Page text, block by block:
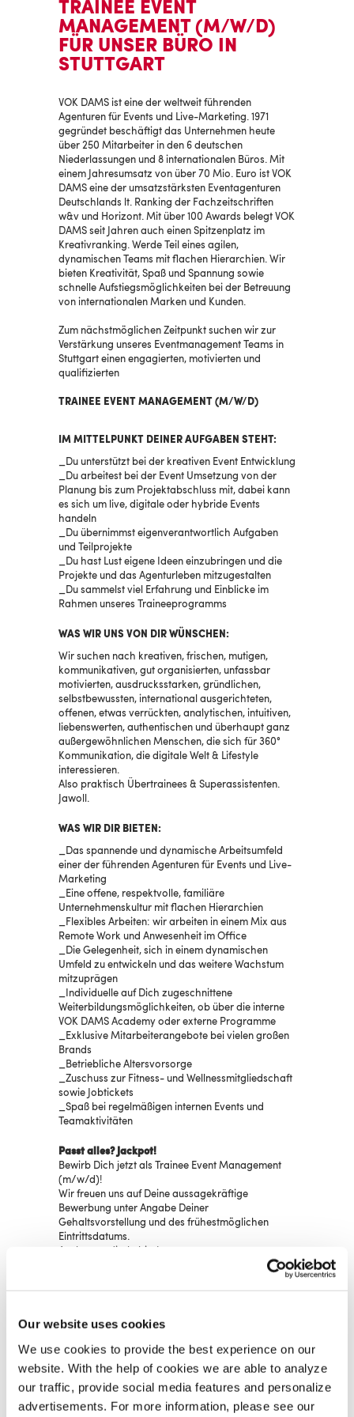
Our website uses cookies
We use cookies to provide the best experience on our
website. With the help of cookies we are able to analyze
our traffic, provide social media features and personalize
advertisements. For more information, please see our
TRAINEE EVENT
MANAGEMENT (M/W/D)
FÜR UNSER BÜRO IN
STUTTGART
VOK DAMS ist eine der weltweit führenden
Agenturen für Events und Live-Marketing. 1971
gegründet beschäftigt das Unternehmen heute
über 250 Mitarbeiter in den 6 deutschen
Niederlassungen und 8 internationalen Büros. Mit
einem Jahresumsatz von über 70 Mio. Euro ist VOK
DAMS eine der umsatzstärksten Eventagenturen
Deutschlands lt. Ranking der Fachzeitschriften
w&v und Horizont. Mit über 100 Awards belegt VOK
DAMS seit Jahren auch einen Spitzenplatz im
Kreativranking. Werde Teil eines agilen,
dynamischen Teams mit flachen Hierarchien. Wir
bieten Kreativität, Spaß und Spannung sowie
schnelle Aufstiegsmöglichkeiten bei der Betreuung
von internationalen Marken und Kunden.
Zum nächstmöglichen Zeitpunkt suchen wir zur
Verstärkung unseres Eventmanagement Teams in
Stuttgart einen engagierten, motivierten und
qualifizierten
TRAINEE EVENT MANAGEMENT (M/W/D)
IM MITTELPUNKT DEINER AUFGABEN STEHT:
Du unterstützt bei der kreativen Event Entwicklung
Du arbeitest bei der Event Umsetzung von der
Planung bis zum Projektabschluss mit, dabei kann
es sich um live, digitale oder hybride Events
handeln
Du übernimmst eigenverantwortlich Aufgaben
und Teilprojekte
Du hast Lust eigene Ideen einzubringen und die
Projekte und das Agenturleben mitzugestalten
Du sammelst viel Erfahrung und Einblicke im
Rahmen unseres Traineeprogramms
WAS WIR UNS VON DIR WÜNSCHEN:
Wir suchen nach kreativen, frischen, mutigen,
kommunikativen, gut organisierten, unfassbar
motivierten, ausdrucksstarken, gründlichen,
selbstbewussten, international ausgerichteten,
offenen, etwas verrückten, analytischen, intuitiven,
liebenswerten, authentischen und überhaupt ganz
außergewöhnlichen Menschen, die sich für 360°
Kommunikation, die digitale Welt & Lifestyle
interessieren.
Also praktisch Übertrainees & Superassistenten.
Jawoll.
WAS WIR DIR BIETEN:
Das spannende und dynamische Arbeitsumfeld
einer der führenden Agenturen für Events und Live-
Marketing
Eine offene, respektvolle, familiäre
Unternehmenskultur mit flachen Hierarchien
Flexibles Arbeiten: wir arbeiten in einem Mix aus
Remote Work und Anwesenheit im Office
Die Gelegenheit, sich in einem dynamischen
Umfeld zu entwickeln und das weitere Wachstum
mitzuprägen
Individuelle auf Dich zugeschnittene
Weiterbildungsmöglichkeiten, ob über die interne
VOK DAMS Academy oder externe Programme
Exklusive Mitarbeiterangebote bei vielen großen
Brands
Betriebliche Altersvorsorge
Zuschuss zur Fitness- und Wellnessmitgliedschaft
sowie Jobtickets
Spaß bei regelmäßigen internen Events und
Teamaktivitäten
Passt alles? Jackpot!
Bewirb Dich jetzt als Trainee Event Management
(m/w/d)!
Wir freuen uns auf Deine aussagekräftige
Bewerbung unter Angabe Deiner
Gehaltsvorstellung und des frühestmöglichen
Eintrittsdatums.
> JETZT BEWERBEN
KONTAKT
Anna Gerhard
VOK DAMS Events GmbH